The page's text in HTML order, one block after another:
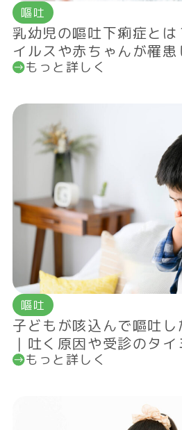
嘔吐
乳幼児の嘔吐下痢症と
イルスや赤ちゃんが罹
もっと詳しく
嘔吐
子どもが咳込んで嘔吐
｜吐く原因や受診のタ
もっと詳しく